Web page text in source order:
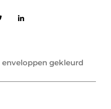
enveloppen gekleurd